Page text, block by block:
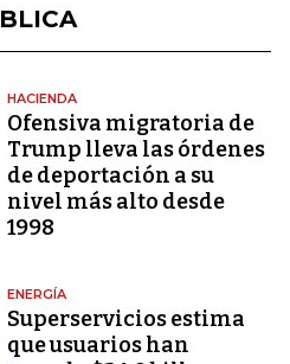
HACIENDA
Ofensiva migratoria de
Trump lleva las órdenes
de deportación a su
nivel más alto desde
1998
ENERGÍA
Superservicios estima
que usuarios han